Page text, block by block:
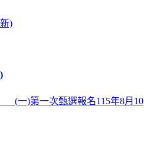
(一)第一次甄選報名115年8月10